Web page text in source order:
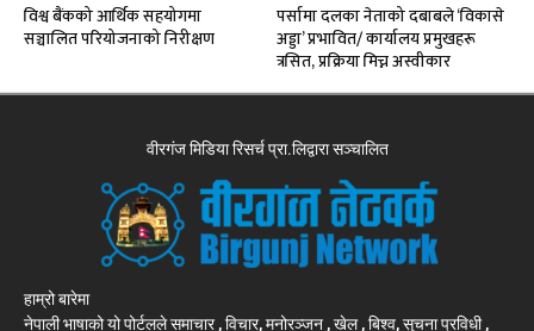
विश्व बैंकको आर्थिक सहयोगमा
सञ्चालित परियोजनाको निरीक्षण
पर्सामा दलका नेताको दबाबले ‘विकासे
अड्डा’ प्रभावित/ कार्यालय प्रमुखहरू
त्रसित, प्रक्रिया मिच्न अस्वीकार
वीरगंज मिडिया रिसर्च प्रा.लिद्वारा सञ्चालित
हाम्रो बारेमा
नेपाली भाषाको यो पोर्टलले समाचार , विचार, मनोरञ्जन , खेल , बिश्व, सुचना प्रविधी ,